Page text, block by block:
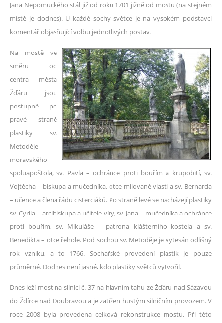
Jana Nepomuckého stál již od roku 1701 jižně od mostu (na stejném
místě je dodnes). U každé sochy světce je na vysokém podstavci
komentář objasňující volbu jednotlivých postav.
Na mostě ve
směru od
centra města
Žďáru jsou
postupně po
pravé straně
plastiky sv.
Metoděje –
moravského
spoluapoštola, sv. Pavla – ochránce proti bouřím a krupobití, sv.
Vojtěcha – biskupa a mučedníka, otce milované vlasti a sv. Bernarda
– učence a člena řádu cisterciáků. Po straně levé se nacházejí plastiky
sv. Cyrila – arcibiskupa a učitele víry, sv. Jana – mučedníka a ochránce
proti bouřím, sv. Mikuláše – patrona klášterního kostela a sv.
Benedikta – otce řehole. Pod sochou sv. Metoděje je vytesán odlišný
rok vzniku, a to 1766. Sochařské provedení plastik je pouze
průměrné. Dodnes není jasné, kdo plastiky světců vytvořil.
Dnes leží most na silnici č. 37 na hlavním tahu ze Žďáru nad Sázavou
do Ždírce nad Doubravou a je zatížen hustým silničním provozem. V
roce 2008 byla provedena celková rekonstrukce mostu. Při této